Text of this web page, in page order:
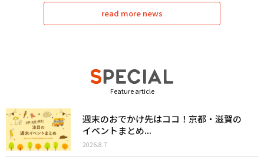
read more news
Feature article
週末のおでかけ先はココ！京都・滋賀の
イベントまとめ...
2026.8.7